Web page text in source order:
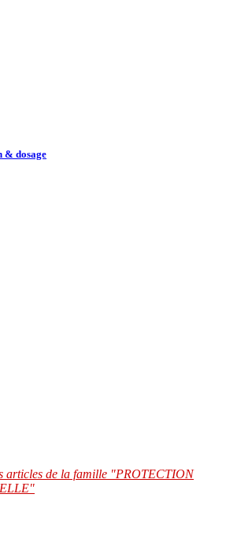
& dosage
articles de la famille "PROTECTION